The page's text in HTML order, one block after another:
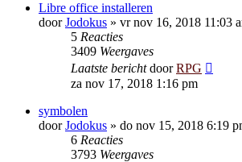
Libre office installeren
doorJodokus » vr nov 16, 2018 11:03
5 Reacties
3409 Weergaves
Laatste berichtdoorRPG
za nov 17, 2018 1:16 pm
symbolen
doorJodokus » do nov 15, 2018 6:19
6 Reacties
3793 Weergaves